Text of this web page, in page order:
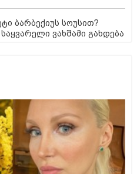
ბარბექიუს სოუსით?
ვახშამი გახდება